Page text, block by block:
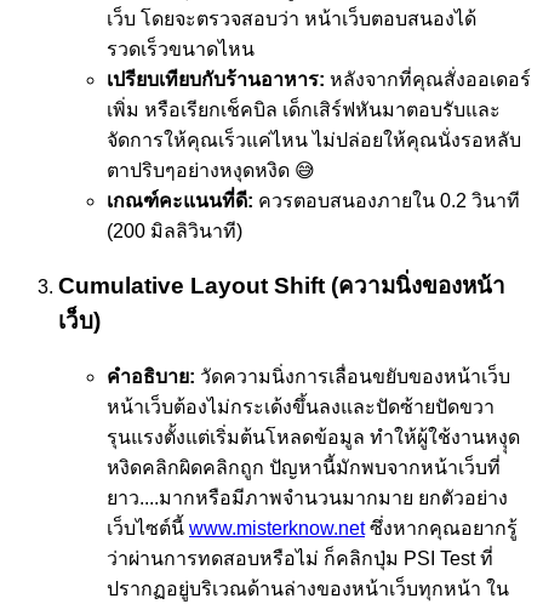
เว็บ โดยจะตรวจสอบว่า หน้าเว็บตอบสนองได้
รวดเร็วขนาดไหน
เปรียบเทียบกับร้านอาหาร: หลังจากที่คุณสั่งออเดอร์
เพิ่ม หรือเรียกเช็คบิล เด็กเสิร์ฟหันมาตอบรับและ
จัดการให้คุณเร็วแค่ไหน ไม่ปล่อยให้คุณนั่งรอหลับ
ตาปริบๆอย่างหงุดหงิด 😅
เกณฑ์คะแนนที่ดี: ควรตอบสนองภายใน 0.2 วินาที
(200 มิลลิวินาที)
Cumulative Layout Shift (ความนิ่งของหน้า
เว็บ)
คำอธิบาย: วัดความนิ่งการเลื่อนขยับของหน้าเว็บ
หน้าเว็บต้องไม่กระเด้งขึ้นลงและปัดซ้ายปัดขวา
รุนแรงตั้งแต่เริ่มต้นโหลดข้อมูล ทำให้ผู้ใช้งานหงุุด
หงิดคลิกผิดคลิกถูก ปัญหานี้มักพบจากหน้าเว็บที่
ยาว....มากหรือมีภาพจำนวนมากมาย ยกตัวอย่าง
เว็บไซต์นี้ www.misterknow.netซึ่งหากคุณอยากรู้
ว่าผ่านการทดสอบหรือไม่ ก็คลิกปุ่ม PSI Test ที่
ปรากฏอยู่บริเวณด้านล่างของหน้าเว็บทุกหน้า ใน